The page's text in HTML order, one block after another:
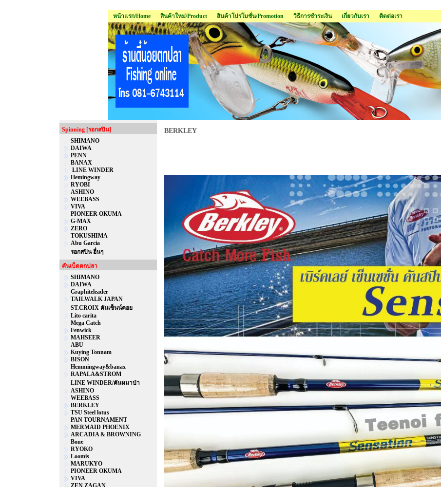
หน้าแรก/Home สินค้าใหม่/Product สินค้าโปรโมชั่น/Promotion วิธีการชำระเงิน เกี่ยวกับเรา ติดต่อเรา
Spinning [รอกสปิน]
SHIMANO
DAIWA
PENN
BANAX
LINE WINDER
Hemingway
RYOBI
ASHINO
WEEBASS
VIVA
PIONEER OKUMA
G-MAX
ZERO
TOKUSHIMA
Abu Garcia
รอกสปิน อื่นๆ
คันเบ็ดตกปลา
SHIMANO
DAIWA
Graphiteleader
TAILWALK JAPAN
ST.CROIX คันเซ็นน์คอย
Lito carita
Mega Catch
Fenwick
MAHSEER
ABU
Kuying Tonnam
BISON
Hemmingway&banax
RAPALA&STROM
LINE WINDER/คันหมาป่า
ASHINO
WEEBASS
BERKLEY
TSU Steel lotus
PAN TOURNAMENT
MERMAID PHOENIX
ARCADIA & BROWNING
Bone
RYOKO
Loomis
MARUKYO
PIONEER OKUMA
VIVA
ZEN ZAGAN
BERKLEY